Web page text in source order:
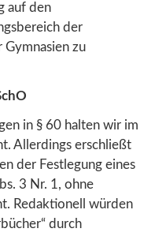
auf den
der
Gymnasien zu
in § 60 halten wir im
Allerdings erschließt
der Festlegung eines
3 Nr. 1, ohne
Redaktionell würden
durch